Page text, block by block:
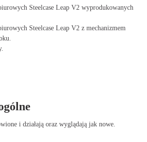
Steelcase Leap V2 wyprodukowanych
Steelcase Leap V2 z mechanizmem
i działają oraz wyglądają jak nowe.